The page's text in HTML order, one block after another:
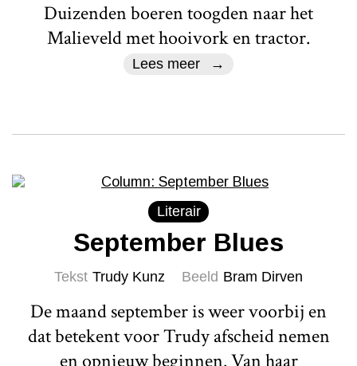
Duizenden boeren toogden naar het
Malieveld met hooivork en tractor.
Lees meer
Literair
September Blues
Tekst Trudy Kunz Beeld Bram Dirven
De maand september is weer voorbij en
dat betekent voor Trudy afscheid nemen
en opnieuw beginnen. Van haar